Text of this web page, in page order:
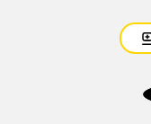
带 IO-Link 的传感器